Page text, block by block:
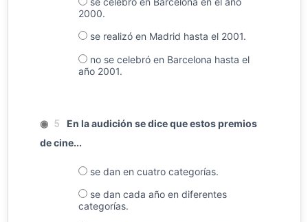
2000.
se realizó en Madrid hasta el 2001.
no se celebró en Barcelona hasta el
año 2001.
◉ 5
En la audición se dice que estos premios
de cine...
se dan en cuatro categorías.
se dan cada año en diferentes
categorías.